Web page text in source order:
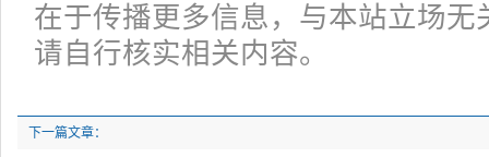
在于传播更多信息，与本站立场
请自行核实相关内容。
下一篇文章：